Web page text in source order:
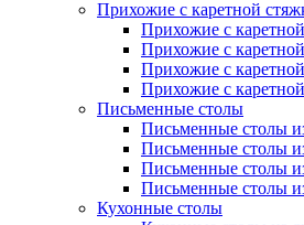
Прихожие с каретной
Прихожие с
Прихожие с
Прихожие с
Прихожие с
Письменные столы
Письменные столы
Письменные столы
Письменные столы
Письменные столы
Кухонные столы